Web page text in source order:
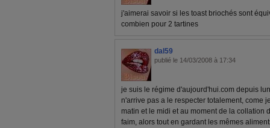
j'aimerai savoir si les toast briochés sont
combien pour 2 tartines
dal59
publié le 14/03/2008 à 17:34
je suis le régime d'aujourd'hui.com depuis
n'arrive pas a le respecter totalement, come
matin et le midi et au moment de la collation
faim, alors tout en gardant les mêmes